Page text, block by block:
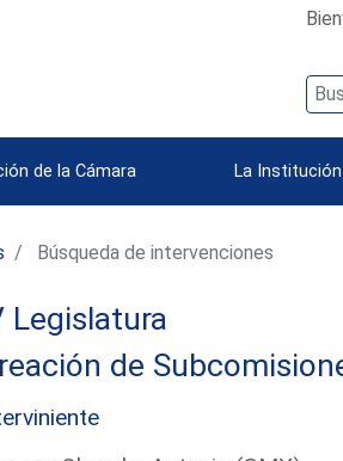
de la Cámara La Institución
Búsqueda de intervenciones
Legislatura
de